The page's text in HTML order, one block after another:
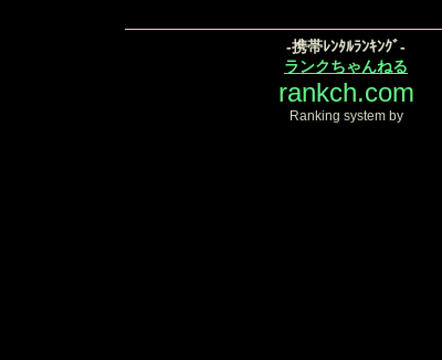
-携帯ﾚﾝﾀﾙﾗﾝｷﾝｸﾞ-
ランクちゃんねる
rankch.com
Ranking system by